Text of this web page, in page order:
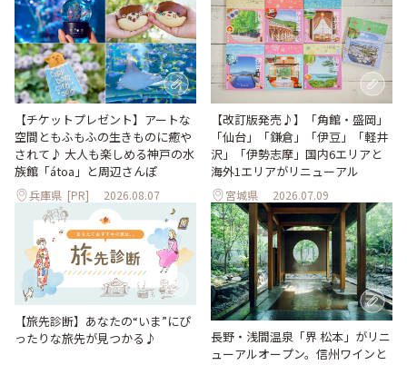
【チケットプレゼント】アートな
空間ともふもふの生きものに癒や
されて♪ 大人も楽しめる神戸の水
族館「átoa」と周辺さんぽ
兵庫県 [PR] 2026.08.07
【改訂版発売♪】「角館・盛岡」
「仙台」「鎌倉」「伊豆」「軽井
沢」「伊勢志摩」国内6エリアと
海外1エリアがリニューアル
宮城県 2026.07.09
【旅先診断】あなたの“いま”にぴ
ったりな旅先が見つかる♪
長野・浅間温泉「界 松本」がリニ
ューアルオープン。信州ワインと